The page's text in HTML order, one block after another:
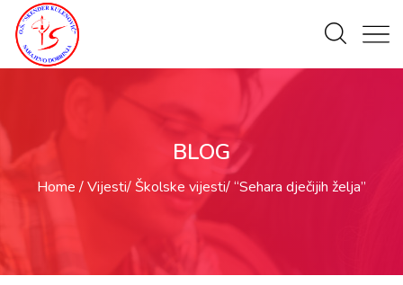
BLOG
Home Vijesti Školske vijesti “Sehara dječijih želja”